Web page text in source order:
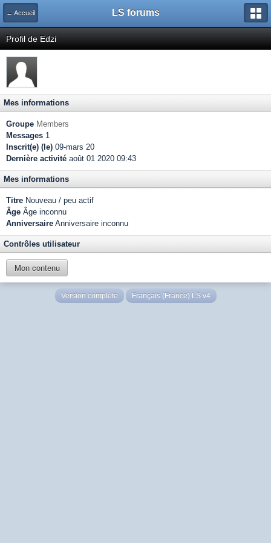
← Accueil LS forums
Profil de Edzi
Mes informations
Groupe Members
Messages 1
Inscrit(e) (le) 09-mars 20
Dernière activité août 01 2020 09:43
Mes informations
Titre Nouveau / peu actif
Âge Âge inconnu
Anniversaire Anniversaire inconnu
Contrôles utilisateur
Mon contenu
Version complète Français (France) LS v4